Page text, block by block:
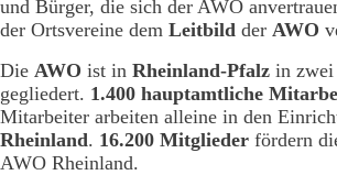
und Bürger, die sich der AWO
der Ortsvereine dem Leitbild der AWO
Die AWO ist in Rheinland-Pfalz in zwei
gegliedert. 1.400 hauptamtliche
Mitarbeiter arbeiten alleine in den
Rheinland. 16.200 Mitglieder fördern
AWO Rheinland.